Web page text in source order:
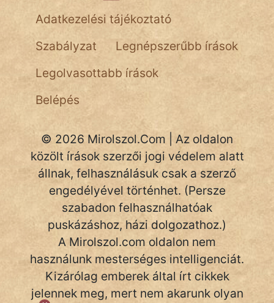
nagyöreg
NapHold
Név nélkül
pszichopati
Hoffer Botond
szemfüles
Adatkezelési tájékoztató
Szabályzat
Legnépszerűbb írások
Legolvasottabb írások
Belépés
© 2026 Mirolszol.Com | Az oldalon
közölt írások szerzői jogi védelem alatt
állnak, felhasználásuk csak a szerző
engedélyével történhet. (Persze
szabadon felhasználhatóak
puskázáshoz, házi dolgozathoz.)
A Mirolszol.com oldalon nem
használunk mesterséges intelligenciát.
Kizárólag emberek által írt cikkek
jelennek meg, mert nem akarunk olyan